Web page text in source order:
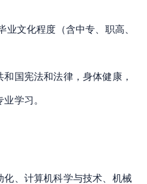
业文化程度（含中专、职高、
国宪法和法律，身体健康，
业学习 。
化、计算机科学与技术、机械